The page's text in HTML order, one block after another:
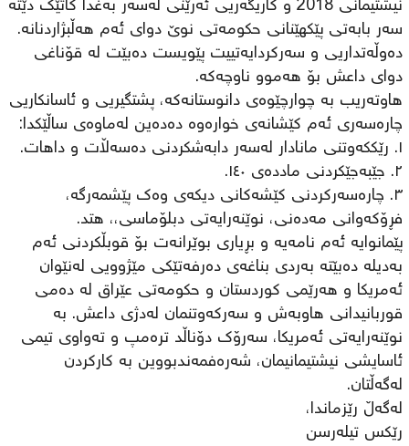
نیشتیمانی 2018 و کاریگەریی ئەرێنی لەسەر بەغدا کاتێك دێتە
سەر بابەتی پێکهێنانی حکومەتی نوێ دوای ئەم هەڵبژاردنانە.
دەوڵەتداریی و سەرکردایەتییت پێویست دەبێت لە قۆناغی
دوای داعش بۆ هەموو ناوچەکە.
هاوتەریب بە چوارچێوەی دانوستانەکە، پشتگیریی و ئاسانکاریی
چارەسەری ئەم کێشانەی خوارەوە دەدەین لەماوەی ساڵێکدا:
١. رێککەوتنی مانادار لەسەر دابەشکردنی دەسەڵات و داهات.
٢. جێبەجێکردنی ماددەی ١٤٠.
٣. چارەسەرکردنی کێشەکانی دیکەی وەك پێشمەرگە،
فڕۆکەوانی مەدەنی، نوێنەرایەتی دبلۆماسی،، هتد.
پێمانوایە ئەم نامەیە و بڕیاری بوێرانەت بۆ قوبڵکردنی ئەم
بەدیلە دەبێتە بەردی بناغەی دەرفەتێکی مێژوویی لەنێوان
ئەمریکا و هەرێمی کوردستان و حکومەتی عێراق لە دەمی
قوربانیدانی هاوبەش و سەرکەوتنمان لەدژی داعش. بە
نوێنەرایەتی ئەمریکا، سەرۆك دۆناڵد ترەمپ و تەواوی تیمی
ئاسایشی نیشتیمانیمان، شەرەفمەندبووین بە کارکردن
لەگەڵتان.
لەگەڵ رێزماندا،
رێکس تیلەرسن